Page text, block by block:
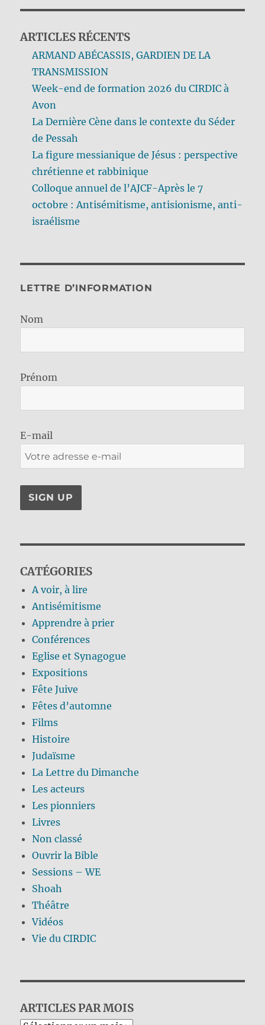
ARTICLES RÉCENTS
ARMAND ABÉCASSIS, GARDIEN DE LA
TRANSMISSION
Week-end de formation 2026 du CIRDIC à
Avon
La Dernière Cène dans le contexte du Séder
de Pessah
La figure messianique de Jésus : perspective
chrétienne et rabbinique
Colloque annuel de l’AJCF-Après le 7
octobre : Antisémitisme, antisionisme, anti-
israélisme
LETTRE D’INFORMATION
Nom
Prénom
E-mail
CATÉGORIES
A voir, à lire
Antisémitisme
Apprendre à prier
Conférences
Eglise et Synagogue
Expositions
Fête Juive
Fêtes d’automne
Films
Histoire
Judaïsme
La Lettre du Dimanche
Les acteurs
Les pionniers
Livres
Non classé
Ouvrir la Bible
Sessions – WE
Shoah
Théâtre
Vidéos
Vie du CIRDIC
ARTICLES PAR MOIS